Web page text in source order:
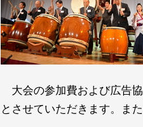
大会の参加費および広告
とさせていただきます。ま